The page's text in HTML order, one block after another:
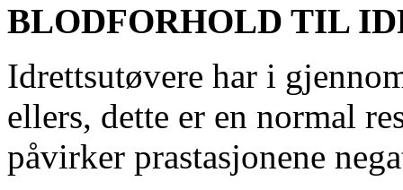
BLODFORHOLD TIL
Idrettsutøvere har i
ellers, dette er en normal
påvirker prastasjonene